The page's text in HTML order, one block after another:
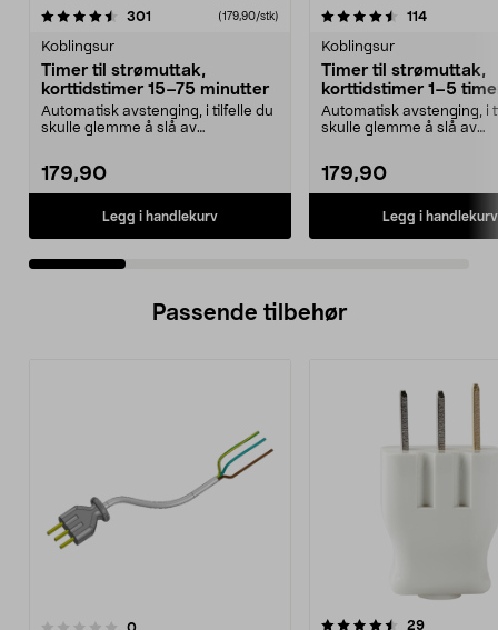
301 anmeldelser(179,90/stk)
Koblingsur
Timer til strømuttak,
korttidstimer 15–75 minutter
Automatisk avstenging, i tilfelle du
skulle glemme å slå av
179,90
Legg i handlekurv
4.5 av 5 stjerner 114
Koblingsur
Timer til strømuttak,
korttidstimer 1–5
Automatisk avstenging, i
skulle glemme å slå av
179,90
Legg i handlekurv
4.5 av 5 stjerner
Passende tilbehør
0anmeldelser
4.5av 5 stjerner 29
5.0av 5 stjerner